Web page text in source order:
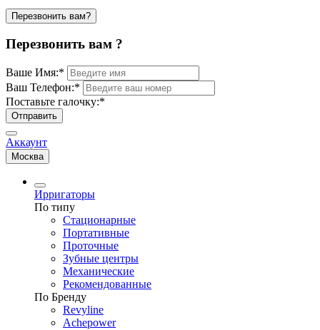
Перезвонить вам?
Перезвонить вам ?
Ваше Имя:*
Ваш Телефон:*
Поставьте галочку:*
Отправить
Аккаунт
Москва
Ирригаторы
По типу
Стационарные
Портативные
Проточные
Зубные центры
Механические
Рекомендованные
По Бренду
Revyline
Achepower